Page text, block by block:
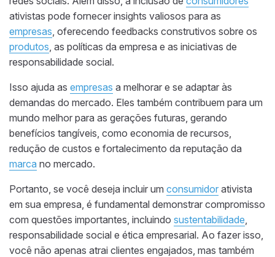
ativistas pode fornecer insights valiosos para as
empresas , oferecendo feedbacks construtivos sobre os
produtos , as políticas da empresa e as iniciativas de
responsabilidade social.
Isso ajuda as empresas a melhorar e se adaptar às
demandas do mercado. Eles também contribuem para um
mundo melhor para as gerações futuras, gerando
benefícios tangíveis, como economia de recursos,
redução de custos e fortalecimento da reputação da
marca no mercado.
Portanto, se você deseja incluir um consumidor ativista
em sua empresa, é fundamental demonstrar compromisso
com questões importantes, incluindo sustentabilidade
responsabilidade social e ética empresarial. Ao fazer isso,
você não apenas atrai clientes engajados, mas também